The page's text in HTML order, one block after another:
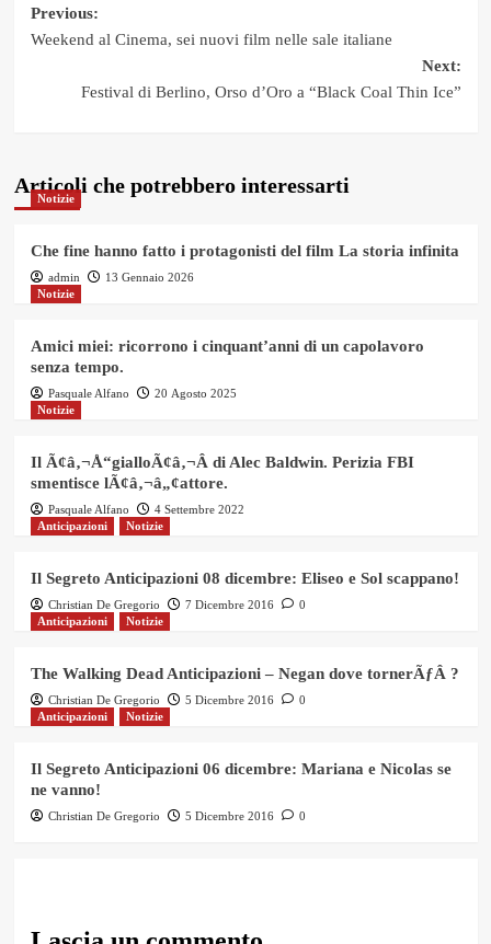
Post
Previous:
Weekend al Cinema, sei nuovi film nelle sale italiane
Next:
Festival di Berlino, Orso d’Oro a “Black Coal Thin Ice”
Articoli che potrebbero interessarti
Notizie
Che fine hanno fatto i protagonisti del film La storia infinita
admin
13 Gennaio 2026
Notizie
Amici miei: ricorrono i cinquant’anni di un capolavoro
senza tempo.
Pasquale Alfano
20 Agosto 2025
Notizie
Il Ã¢â‚¬Å“gialloÃ¢â‚¬Â di Alec Baldwin. Perizia FBI
smentisce lÃ¢â‚¬â„¢attore.
Pasquale Alfano
4 Settembre 2022
Anticipazioni
Notizie
Il Segreto Anticipazioni 08 dicembre: Eliseo e Sol scappano!
Christian De Gregorio 7 Dicembre 2016
0
Anticipazioni
Notizie
The Walking Dead Anticipazioni – Negan dove tornerÃƒÂ ?
Christian De Gregorio 5 Dicembre 2016
0
Anticipazioni
Notizie
Il Segreto Anticipazioni 06 dicembre: Mariana e Nicolas se
ne vanno!
Christian De Gregorio 5 Dicembre 2016 0